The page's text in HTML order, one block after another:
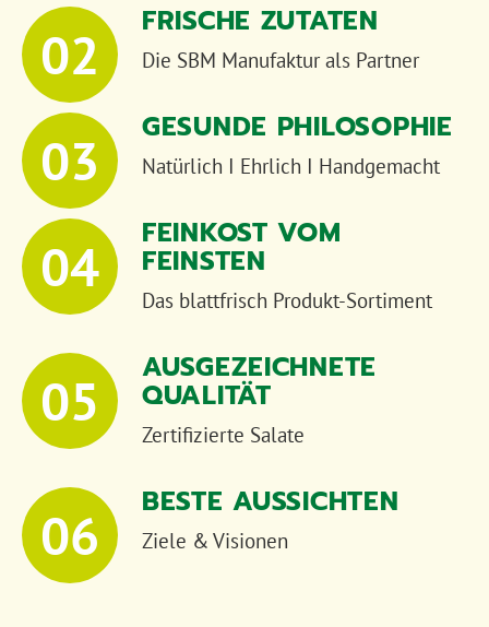
FRISCHE ZUTATEN
Die SBM Manufaktur als Partner
GESUNDE PHILOSOPHIE
Natürlich I Ehrlich I Handgemacht
FEINKOST VOM
FEINSTEN
Das blattfrisch Produkt-Sortiment
AUSGEZEICHNETE
QUALITÄT
Zertifizierte Salate
BESTE AUSSICHTEN
Ziele & Visionen